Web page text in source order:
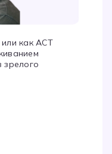
как АСТ
зрелого